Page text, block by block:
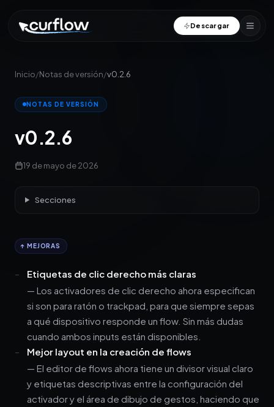
Descargar
Inicio/Notas de versión/v0.2.6
NOTAS DE VERSIÓN
v0.2.6
19 de mayo de 2026
Secciones
↑ MEJORAS
Etiquetas de clic derecho más claras
— Los activadores de clic derecho ahora especifican
si son para ratón o trackpad, para que siempre sepas
a qué dispositivo responde un flow. Sin más dudas
cuando ambos inputs están disponibles.
Mejor layout en la creación de flows
— El editor de flows ahora tiene un divisor visual claro
y etiquetas descriptivas entre la configuración del
activador y el área de dibujo de gestos, haciendo que